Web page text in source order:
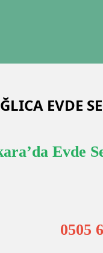
EVDE
Evde
0505